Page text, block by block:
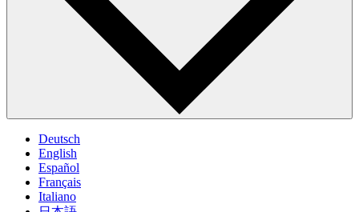
Deutsch
English
Español
Français
Italiano